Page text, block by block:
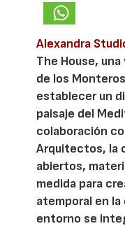
Alexandra
The House,
de los
establecer un
paisaje del
colaboración
Arquitectos, la
abiertos,
medida para
atemporal en
entorno se